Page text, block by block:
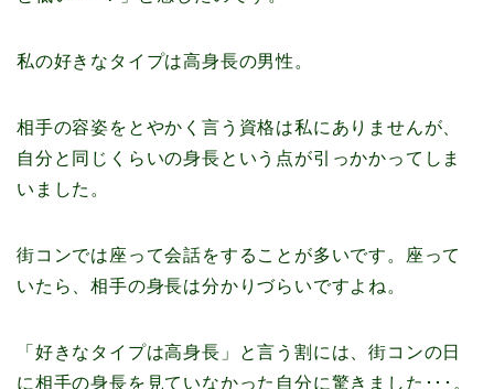
私の好きなタイプは高身長の男性。
相手の容姿をとやかく言う資格は私にありませんが、
自分と同じくらいの身長という点が引っかかってしま
いました。
街コンでは座って会話をすることが多いです。座って
いたら、相手の身長は分かりづらいですよね。
「好きなタイプは高身長」と言う割には、街コンの日
に相手の身長を見ていなかった自分に驚きました･･･。